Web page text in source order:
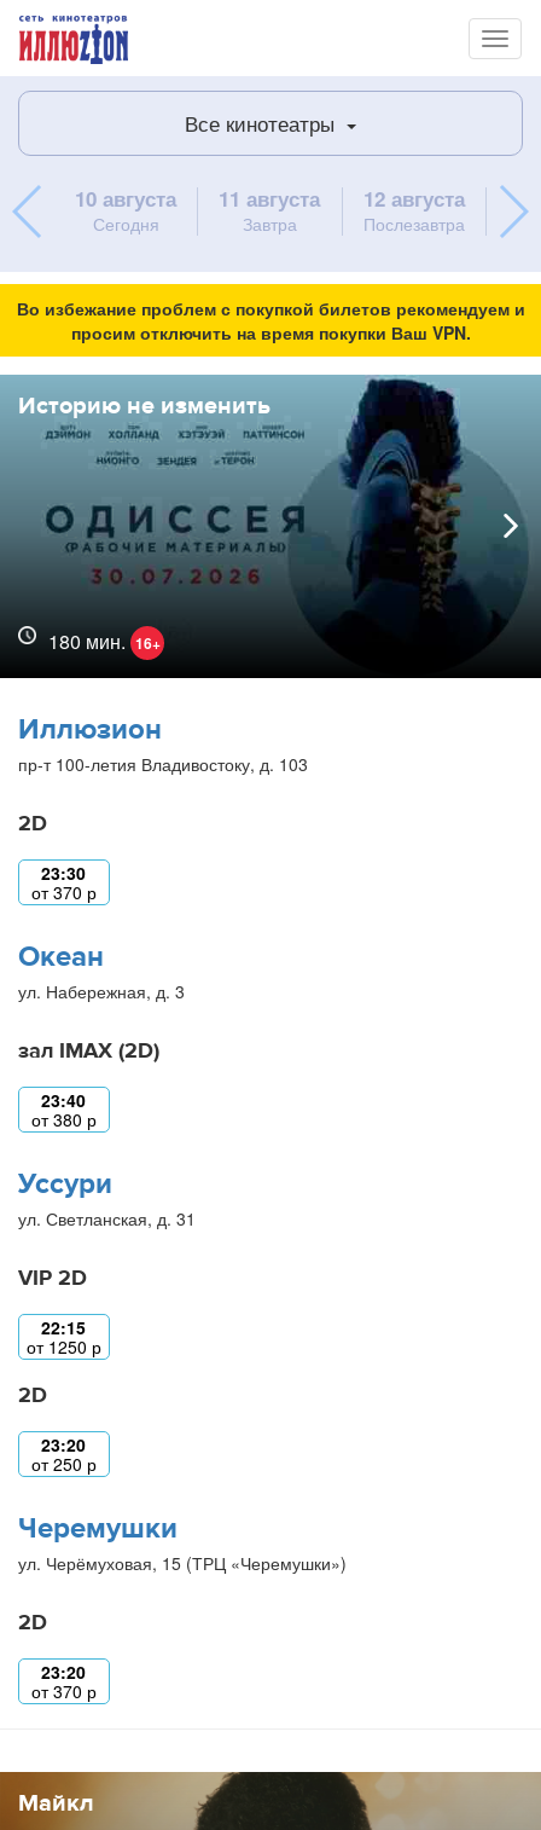
Все кинотеатры
10 августа
Сегодня
11 августа
Завтра
12 августа
Послезавтра
13
Во избежание проблем с покупкой билетов рекомендуем и
просим отключить на время покупки Ваш VPN.
Историю не изменить
180 мин. 16+
Иллюзион
пр-т 100-летия Владивостоку, д. 103
2D
23:30
от370 р
Океан
ул. Набережная, д. 3
зал IMAX (2D)
23:40
от380 р
Уссури
ул. Светланская, д. 31
VIP 2D
22:15
от 1250 р
2D
23:20
от250 р
Черемушки
ул. Черёмуховая, 15 (ТРЦ «Черемушки»)
2D
23:20
от370 р
Майкл